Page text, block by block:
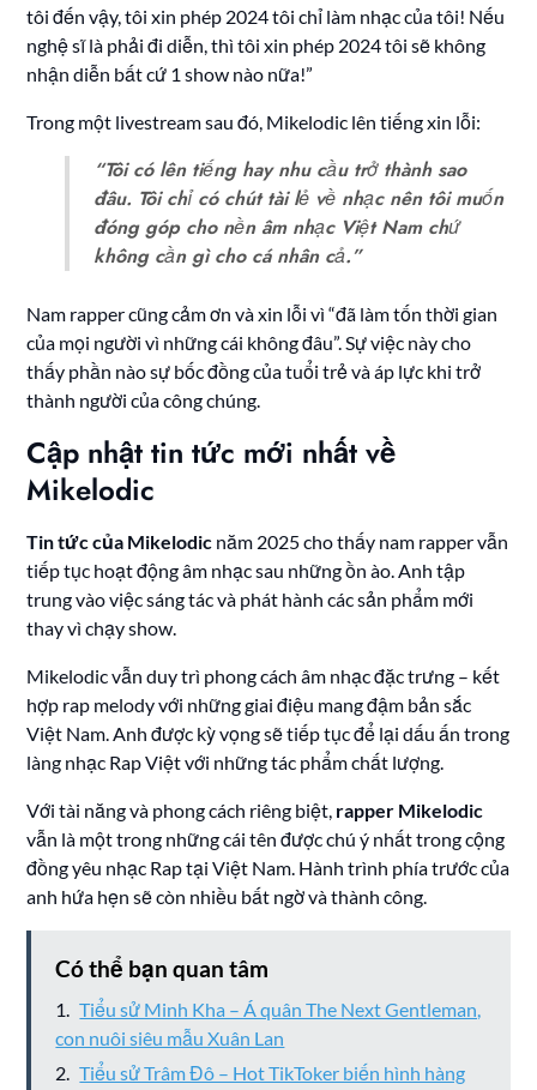
tôi đến vậy, tôi xin phép 2024 tôi chỉ làm nhạc của tôi! Nếu
nghệ sĩ là phải đi diễn, thì tôi xin phép 2024 tôi sẽ không
nhận diễn bất cứ 1 show nào nữa!”
Trong một livestream sau đó, Mikelodic lên tiếng xin lỗi:
“Tôi có lên tiếng hay nhu cầu trở thành sao
đâu. Tôi chỉ có chút tài lẻ về nhạc nên tôi muốn
đóng góp cho nền âm nhạc Việt Nam chứ
không cần gì cho cá nhân cả.”
Nam rapper cũng cảm ơn và xin lỗi vì “đã làm tốn thời gian
của mọi người vì những cái không đâu”. Sự việc này cho
thấy phần nào sự bốc đồng của tuổi trẻ và áp lực khi trở
thành người của công chúng.
Cập nhật tin tức mới nhất về
Mikelodic
Tin tức của Mikelodic năm 2025 cho thấy nam rapper vẫn
tiếp tục hoạt động âm nhạc sau những ồn ào. Anh tập
trung vào việc sáng tác và phát hành các sản phẩm mới
thay vì chạy show.
Mikelodic vẫn duy trì phong cách âm nhạc đặc trưng – kết
hợp rap melody với những giai điệu mang đậm bản sắc
Việt Nam. Anh được kỳ vọng sẽ tiếp tục để lại dấu ấn trong
làng nhạc Rap Việt với những tác phẩm chất lượng.
Với tài năng và phong cách riêng biệt, rapper Mikelodic
vẫn là một trong những cái tên được chú ý nhất trong cộng
đồng yêu nhạc Rap tại Việt Nam. Hành trình phía trước của
anh hứa hẹn sẽ còn nhiều bất ngờ và thành công.
Có thể bạn quan tâm
Tiểu sử Minh Kha – Á quân The Next Gentleman,
con nuôi siêu mẫu Xuân Lan
Tiểu sử Trâm Đô – Hot TikToker biến hình hàng